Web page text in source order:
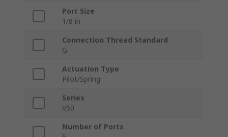
Port Size
1/8 in
Connection Thread Standard
G
Actuation Type
Pilot/Spring
Series
V50
Number of Ports